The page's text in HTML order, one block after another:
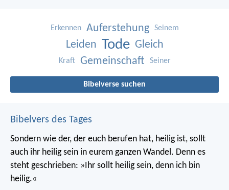
Erkennen Auferstehung Seinem
Leiden Tode Gleich
Kraft Gemeinschaft Seiner
Bibelverse suchen
Bibelvers des Tages
Sondern wie der, der euch berufen hat, heilig ist, sollt
auch ihr heilig sein in eurem ganzen Wandel. Denn es
steht geschrieben: »Ihr sollt heilig sein, denn ich bin
heilig.«